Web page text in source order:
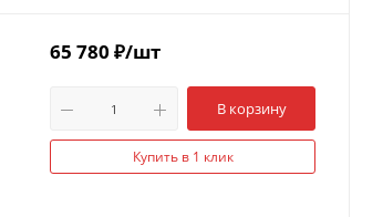
65 780 ₽/шт
В корзину
Купить в 1 клик